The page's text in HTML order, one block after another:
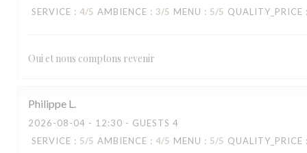
SERVICE : 4/5 AMBIENCE : 3/5 MENU : 5/5 QUALITY_PRICE
Oui et nous comptons revenir
Philippe L
2026-08-04 - 12:30 - GUESTS 4
SERVICE : 5/5 AMBIENCE : 4/5 MENU : 5/5 QUALITY_PRICE